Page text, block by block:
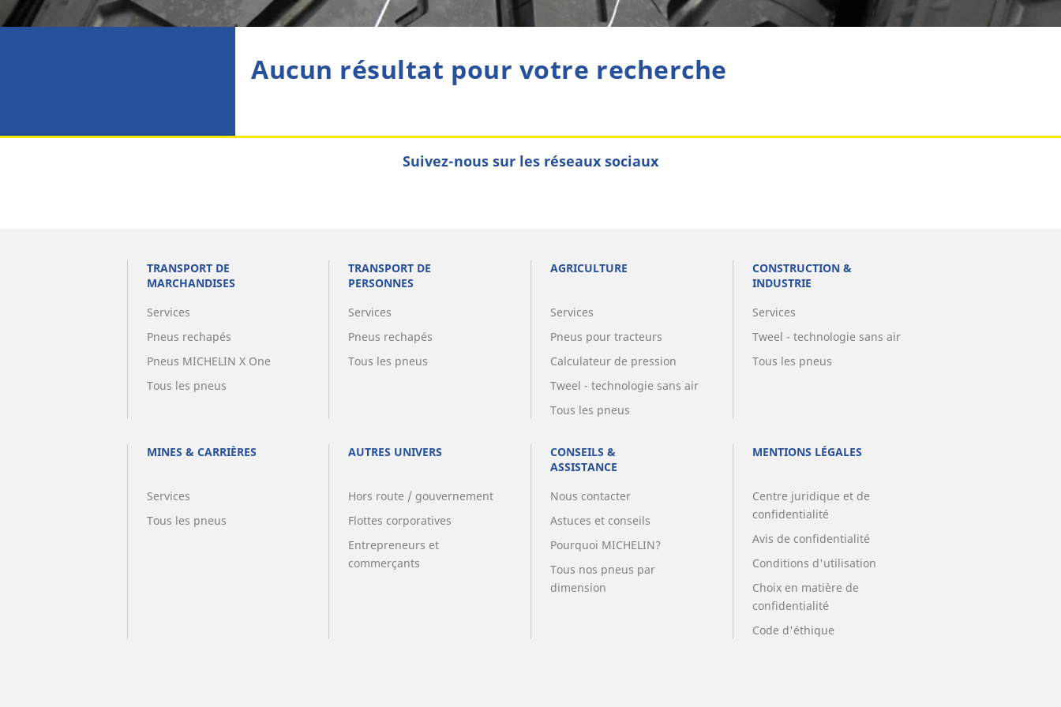
Aviation
Aucun résultat pour votre recherche
Suivez-nous sur les réseaux sociaux
TRANSPORT DE
MARCHANDISES
Services
Pneus rechapés
Pneus MICHELIN X One
Tous les pneus
TRANSPORT DE
PERSONNES
Services
Pneus rechapés
Tous les pneus
AGRICULTURE
Services
Pneus pour tracteurs
Calculateur de pression
Tweel - technologie sans air
Tous les pneus
CONSTRUCTION &
INDUSTRIE
Services
Tweel - technologie sans air
Tous les pneus
MINES & CARRIÈRES
Services
Tous les pneus
AUTRES UNIVERS
Hors route / gouvernement
Flottes corporatives
Entrepreneurs et
commerçants
CONSEILS &
ASSISTANCE
Nous contacter
Astuces et conseils
Pourquoi MICHELIN?
Tous nos pneus par
dimension
MENTIONS LÉGALES
Centre juridique et de
confidentialité
Avis de confidentialité
Conditions d'utilisation
Choix en matière de
confidentialité
Code d'éthique